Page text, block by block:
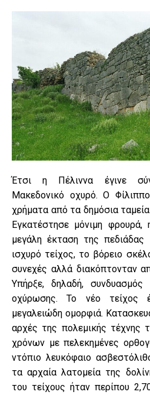
Έτσι η Πέλιννα έγινε
Μακεδονικό οχυρό. Ο
χρήματα από τα δημόσια
Εγκατέστησε μόνιμη
μεγάλη έκταση της
ισχυρό τείχος, το βόρειο
συνεχές αλλά διακόπτονταν
Υπήρξε, δηλαδή, συνδυασμός
οχύρωσης. Το νέο τείχος
μεγαλειώδη ομορφιά.
αρχές της πολεμικής τέχνης
χρόνων με πελεκημένες
ντόπιο λευκόφαιο
τα αρχαία λατομεία της
του τείχους ήταν περίπου